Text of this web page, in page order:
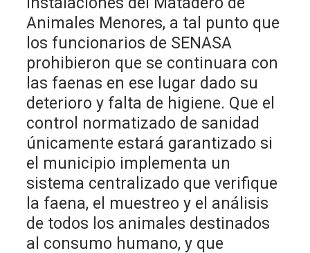
Animales Menores, a tal punto que
los funcionarios de SENASA
prohibieron que se continuara con
las faenas en ese lugar dado su
deterioro y falta de higiene. Que el
control normatizado de sanidad
únicamente estará garantizado si
el municipio implementa un
sistema centralizado que verifique
la faena, el muestreo y el análisis
de todos los animales destinados
al consumo humano, y que